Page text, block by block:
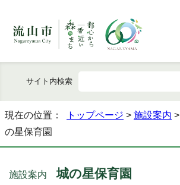
サイト内検索
現在の位置： トップページ > 施設案内 >
の星保育園
施設案内城の星保育園